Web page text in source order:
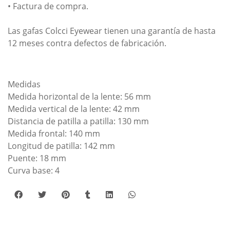
• Factura de compra.
Las gafas Colcci Eyewear tienen una garantía de hasta
12 meses contra defectos de fabricación.
Medidas
Medida horizontal de la lente: 56 mm
Medida vertical de la lente: 42 mm
Distancia de patilla a patilla: 130 mm
Medida frontal: 140 mm
Longitud de patilla: 142 mm
Puente: 18 mm
Curva base: 4